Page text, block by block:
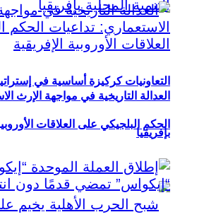
التعاونيات كركيزة أساسية في
بإفريقيا
العدالة التاريخية في مواجهة الإرث
الحكم البلجيكي على العلاقات